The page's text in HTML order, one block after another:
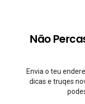
Não
Envia o teu
dicas e truqes